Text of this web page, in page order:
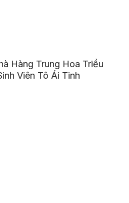
Hàng Trung Hoa Triều
Viên Tô Ái Tinh